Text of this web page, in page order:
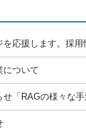
応援します。採用
について
「RAGの様々な手